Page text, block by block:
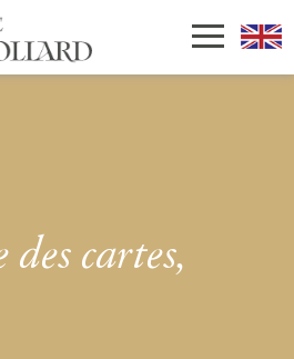
des cartes,